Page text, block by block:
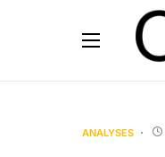
ANALYSES